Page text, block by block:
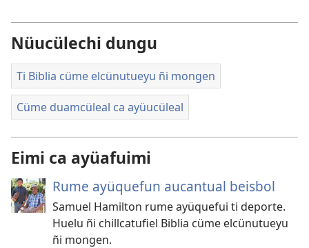
Nüucülechi dungu
Ti Biblia cüme elcünutueyu ñi mongen
Cüme duamcüleal ca ayüucüleal
Eimi ca ayüafuimi
Rume ayüquefun aucantual beisbol
Samuel Hamilton rume ayüquefui ti deporte.
Huelu ñi chillcatufiel Biblia cüme elcünutueyu
ñi mongen.